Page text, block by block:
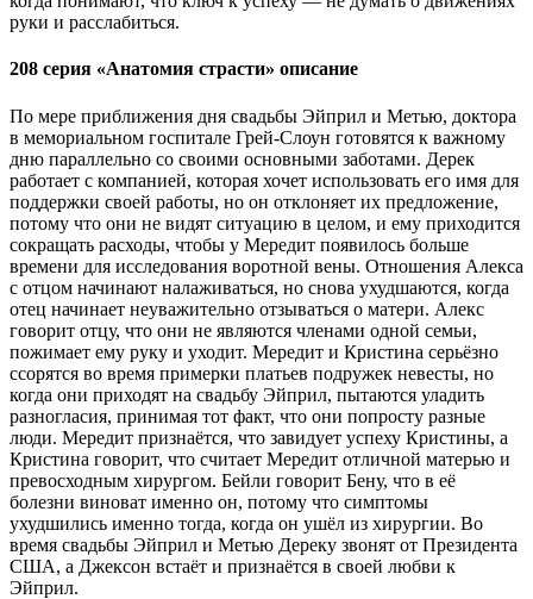
руки и расслабиться.
208 серия «Анатомия страсти» описание
По мере приближения дня свадьбы Эйприл и Метью, доктора
в мемориальном госпитале Грей-Слоун готовятся к важному
дню параллельно со своими основными заботами. Дерек
работает с компанией, которая хочет использовать его имя для
поддержки своей работы, но он отклоняет их предложение,
потому что они не видят ситуацию в целом, и ему приходится
сокращать расходы, чтобы у Мередит появилось больше
времени для исследования воротной вены. Отношения Алекса
с отцом начинают налаживаться, но снова ухудшаются, когда
отец начинает неуважительно отзываться о матери. Алекс
говорит отцу, что они не являются членами одной семьи,
пожимает ему руку и уходит. Мередит и Кристина серьёзно
ссорятся во время примерки платьев подружек невесты, но
когда они приходят на свадьбу Эйприл, пытаются уладить
разногласия, принимая тот факт, что они попросту разные
люди. Мередит признаётся, что завидует успеху Кристины, а
Кристина говорит, что считает Мередит отличной матерью и
превосходным хирургом. Бейли говорит Бену, что в её
болезни виноват именно он, потому что симптомы
ухудшились именно тогда, когда он ушёл из хирургии. Во
время свадьбы Эйприл и Метью Дереку звонят от Президента
США, а Джексон встаёт и признаётся в своей любви к
Эйприл.